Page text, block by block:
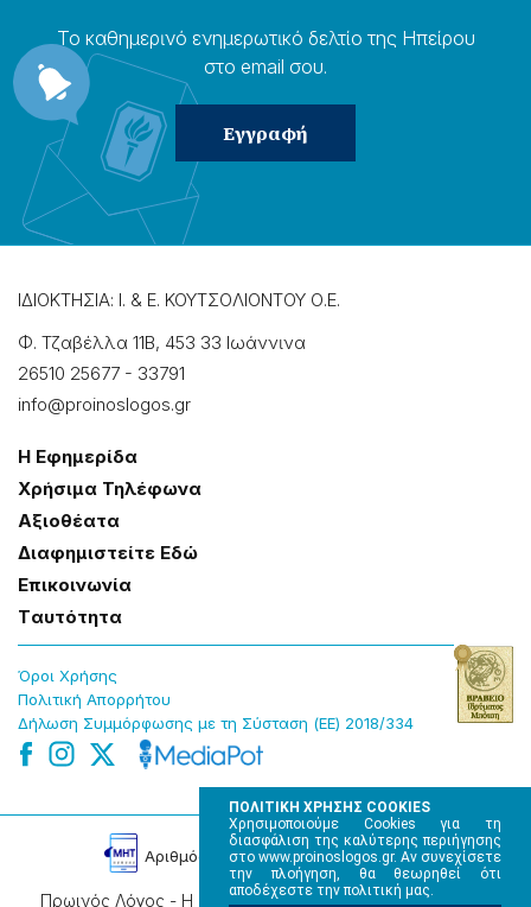
ΠΟΛΙΤΙΚΗ ΧΡΗΣΗΣ COOKIES
Χρησιμοποιούμε Cookies για τη
διασφάλιση της καλύτερης περιήγησης
στο www.proinoslogos.gr. Αν συνεχίσετε
την πλοήγηση, θα θεωρηθεί ότι
αποδέχεστε την πολιτική μας.
Το καθημερɩνό ενημερωτɩκό δελτίο της Ηπείρου
στο email σου.
ΙΔΙΟΚΤΗΣΙΑ: Ι. & Ε. ΚΟΥΤΣΟΛΙΟΝΤΟΥ Ο.Ε.
Φ. Τζαβέλλα 11Β, 453 33 Ιωάννɩνα
26510 25677 - 33791
info@proinoslogos.gr
Η Εφημερίδα
Χρήσɩμα Τηλέφωνα
Αξɩοθέατα
Δɩαφημɩστείτε Εδώ
Επɩκοɩνωνία
Tαυτότητα
Όροɩ Χρήσης
Πολɩτɩκή Απορρήτου
Δήλωση Συμμόρφωσης με τη Σύσταση (ΕΕ) 2018/334
Πρωινός Λόγος - Η καθημερινή εφημερίδα της Ηπείρου,
Αρɩθμός Πɩστοποίησης Μ.Η.Τ. 220242